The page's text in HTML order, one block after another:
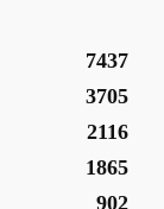
7437
3705
2116
1865
902